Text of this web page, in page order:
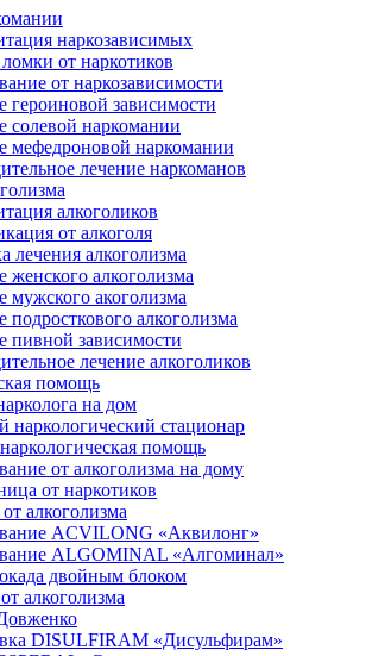
наркозависимых
от наркотиков
от наркозависимости
героиновой зависимости
солевой наркомании
мефедроновой наркомании
лечение наркоманов
алкоголиков
от алкоголя
лечения алкоголизма
женского алкоголизма
мужского акоголизма
подросткового алкоголизма
пивной зависимости
лечение алкоголиков
помощь
на дом
наркологический стационар
помощь
от алкоголизма на дому
от наркотиков
алкоголизма
ACVILONG «Аквилонг»
ALGOMINAL «Алгоминал»
двойным блоком
алкоголизма
DISULFIRAM «Дисульфирам»